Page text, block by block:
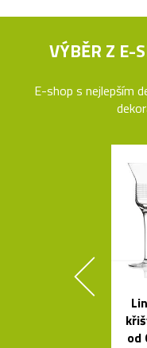
VÝBĚR Z E-
E-shop s nejlepším
od